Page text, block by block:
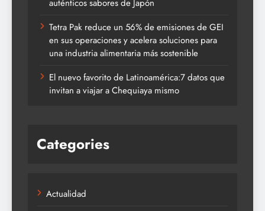
auténticos sabores de Japón
Tetra Pak reduce un 56% de emisiones de GEI
en sus operaciones y acelera soluciones para
una industria alimentaria más sostenible
El nuevo favorito de Latinoamérica:7 datos que
invitan a viajar a Chequiaya mismo
Categories
Actualidad